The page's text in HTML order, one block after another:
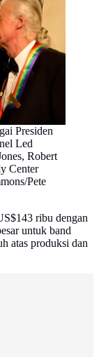
Presiden
Led
Robert
Center
Pete
ribu dengan
untuk band
atas produksi dan